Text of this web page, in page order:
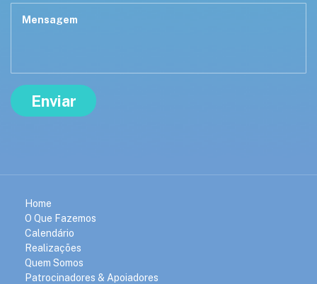
Home
O Que Fazemos
Calendário
Realizações
Quem Somos
Patrocinadores & Apoiadores